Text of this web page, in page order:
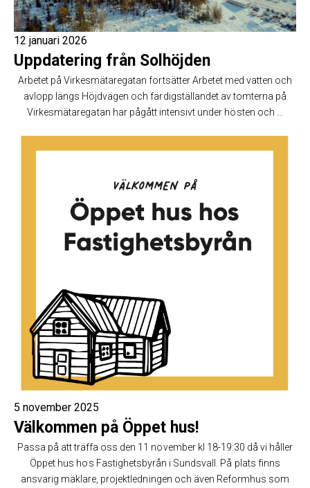
12 januari 2026
Uppdatering från Solhöjden
Arbetet på Virkesmätaregatan fortsätter Arbetet med vatten och
avlopp längs Höjdvägen och färdigställandet av tomterna på
Virkesmätaregatan har pågått intensivt under hösten och ...
5 november 2025
Välkommen på Öppet hus!
Passa på att träffa oss den 11 november kl 18-19:30 då vi håller
Öppet hus hos Fastighetsbyrån i Sundsvall. På plats finns
ansvarig mäklare, projektledningen och även Reformhus som